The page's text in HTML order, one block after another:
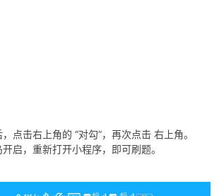
点击右上角的 “对勾”，再次点击 右上角。
启，重新打开小程序，即可刷题。